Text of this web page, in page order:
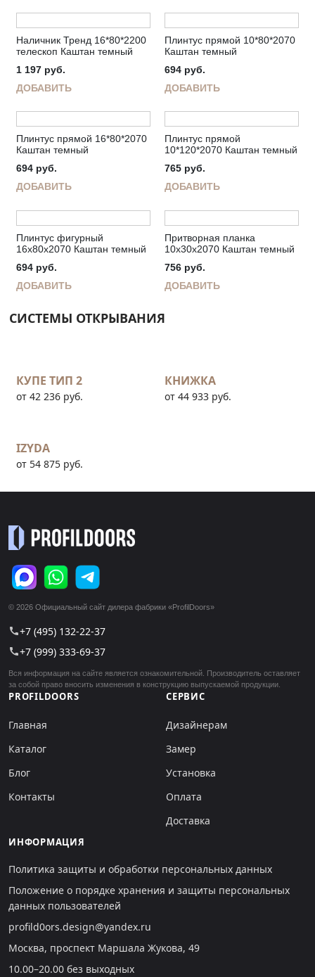
Наличник Тренд 16*80*2200
телескоп Каштан темный
1 197 руб.
ДОБАВИТЬ
Плинтус прямой 10*80*2070
Каштан темный
694 руб.
ДОБАВИТЬ
Плинтус прямой 16*80*2070
Каштан темный
694 руб.
ДОБАВИТЬ
Плинтус прямой
10*120*2070 Каштан темный
765 руб.
ДОБАВИТЬ
Плинтус фигурный
16х80х2070 Каштан темный
694 руб.
ДОБАВИТЬ
Притворная планка
10х30х2070 Каштан темный
756 руб.
ДОБАВИТЬ
СИСТЕМЫ ОТКРЫВАНИЯ
КУПЕ ТИП 2
от 42 236 руб.
КНИЖКА
от 44 933 руб.
IZYDA
от 54 875 руб.
© 2026 Официальный сайт дилера фабрики «ProfilDoors»
call+7 (495) 132-22-37
call+7 (999) 333-69-37
Вся информация на сайте является ознакомительной. Производитель оставляет
за собой право вносить изменения в конструкцию выпускаемой продукции.
PROFILDOORS
Главная
Каталог
Блог
Контакты
СЕРВИС
Дизайнерам
Замер
Установка
Оплата
Доставка
ИНФОРМАЦИЯ
Политика защиты и обработки персональных данных
Положение о порядке хранения и защиты персональных
данных пользователей
profild0ors.design@yandex.ru
Москва, проспект Маршала Жукова, 49
10.00–20.00 без выходных